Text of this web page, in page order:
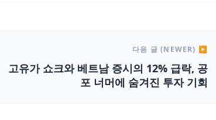
다음 글 (NEWER) ▶
고유가 쇼크와 베트남 증시의 12% 급락, 공
포 너머에 숨겨진 투자 기회